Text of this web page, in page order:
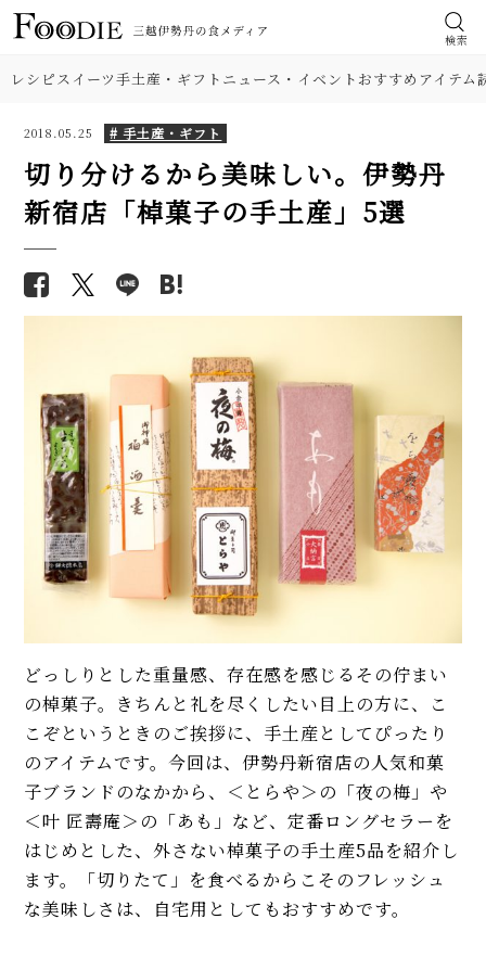
検索
レシピスイーツ手土産・ギフト ニュース・イベントおすすめアイテム
2018.05.25 # 手土産・ギフト
切り分けるから美味しい。伊勢丹
新宿店「棹菓子の手土産」5選
どっしりとした重量感、存在感を感じるその佇まい
の棹菓子。きちんと礼を尽くしたい目上の方に、こ
こぞというときのご挨拶に、手土産としてぴったり
のアイテムです。今回は、伊勢丹新宿店の人気和菓
子ブランドのなかから、＜とらや＞の「夜の梅」や
＜叶 匠壽庵＞の「あも」など、定番ロングセラーを
はじめとした、外さない棹菓子の手土産5品を紹介し
ます。「切りたて」を食べるからこそのフレッシュ
な美味しさは、自宅用としてもおすすめです。